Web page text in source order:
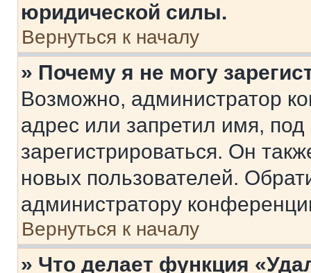
юридической силы.
Вернуться к началу
» Почему я не могу
Возможно, администратор
адрес или запретил имя,
зарегистрироваться. Он
новых пользователей.
администратору
Вернуться к началу
» Что делает функция